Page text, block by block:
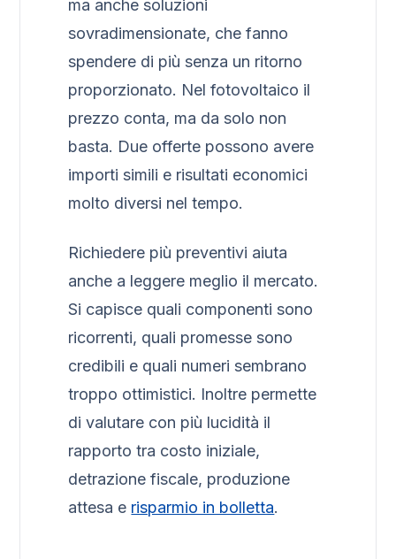
ma anche soluzioni
sovradimensionate, che fanno
spendere di più senza un ritorno
proporzionato. Nel fotovoltaico il
prezzo conta, ma da solo non
basta. Due offerte possono avere
importi simili e risultati economici
molto diversi nel tempo.
Richiedere più preventivi aiuta
anche a leggere meglio il mercato.
Si capisce quali componenti sono
ricorrenti, quali promesse sono
credibili e quali numeri sembrano
troppo ottimistici. Inoltre permette
di valutare con più lucidità il
rapporto tra costo iniziale,
detrazione fiscale, produzione
attesa e risparmio in bolletta.